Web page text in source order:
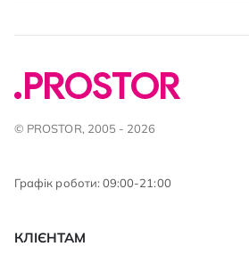
© PROSTOR, 2005 - 2026
Графік роботи: 09:00-21:00
КЛІЄНТАМ